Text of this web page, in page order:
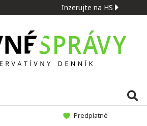
Inzerujte na HS
Predplatné